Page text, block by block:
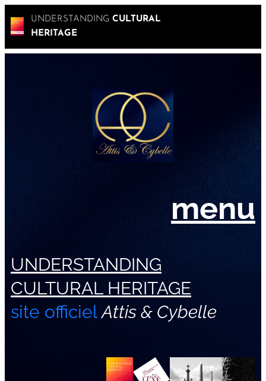
UNDERSTANDING CULTURAL
HERITAGE
menu
UNDERSTANDING
CULTURAL HERITAGE
site officiel Attis & Cybelle